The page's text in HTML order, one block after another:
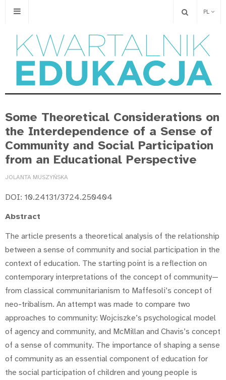
PL
Some Theoretical Considerations on
the Interdependence of a Sense of
Community and Social Participation
from an Educational Perspective
JOLANTA MUSZYŃSKA
DOI: 10.24131/3724.250404
Abstract
The article presents a theoretical analysis of the relationship
between a sense of community and social participation in the
context of education. The starting point is a reflection on
contemporary interpretations of the concept of community—
from classical communitarianism to Maffesoli’s concept of
neo-tribalism. An attempt was made to compare two
approaches to community: Wojciszke’s psychological model
of agency and community, and McMillan and Chavis’s concept
of a sense of community. The importance of shaping a sense
of community as an essential component of education for
the social participation of children and young people is